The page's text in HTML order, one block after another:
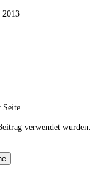
2013
verwendet wurden.